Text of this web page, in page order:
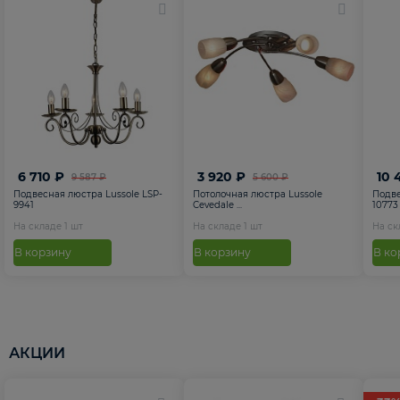
9 587 ₽
6 710 ₽
Подвесная люстра Lussole LSP-
9941
На складе 1 шт
В корзину
5 600 ₽
3 920 ₽
Потолочная люстра Lussole
Cevedale ...
На складе 1 шт
В корзину
10
10773
На
В
АКЦИИ